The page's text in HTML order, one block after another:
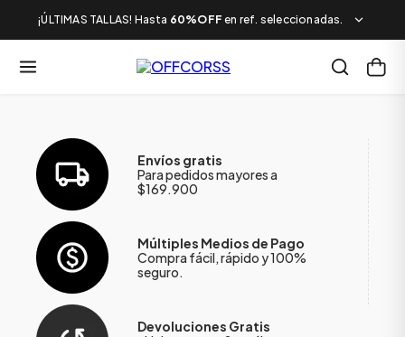
¡ÚLTIMAS TALLAS! Hasta 60%OFF en ref. seleccionadas.
Envíos gratis
Para pedidos mayores a
$169.900
Múltiples Medios de Pago
Compra fácil, rápido y 100%
seguro.
Devoluciones Gratis